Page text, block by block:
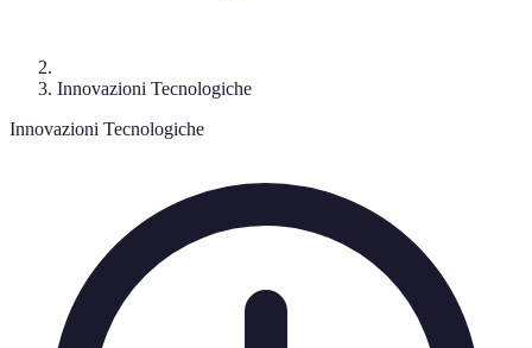
Innovazioni Tecnologiche
Innovazioni Tecnologiche